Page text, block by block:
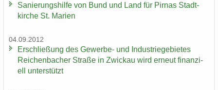
Sa­nie­rungs­hil­fe von Bund und Land für Pirnas Stadt­
kir­che St. Ma­ri­en
04.09.2012
Er­schlie­ßung des Gewerbe-​ und In­dus­trie­ge­bie­tes
Rei­chen­ba­cher Stra­ße in Zwi­ckau wird er­neut fi­nan­zi­
ell un­ter­stützt